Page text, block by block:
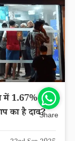
में 1.67% की
का है दाव?Share